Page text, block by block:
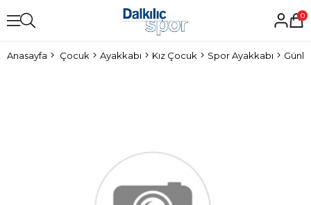
0
Anasayfa Çocuk Ayakkabı Kız Çocuk Spor Ayakkabı